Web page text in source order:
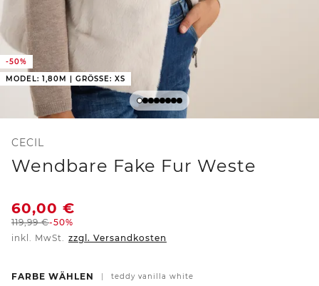
-50%
MODEL: 1,80M | GRÖSSE: XS
CECIL
Wendbare Fake Fur Weste
60,00 €
119,99€-50%
inkl. MwSt. zzgl. Versandkosten
FARBE WÄHLEN teddy vanilla white